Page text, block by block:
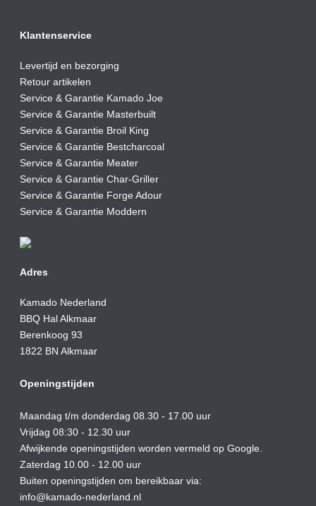
Klantenservice
Levertijd en bezorging
Retour artikelen
Service & Garantie Kamado Joe
Service & Garantie Masterbuilt
Service & Garantie Broil King
Service & Garantie Bestcharcoal
Service & Garantie Meater
Service & Garantie Char-Griller
Service & Garantie Forge Adour
Service & Garantie Moddern
Adres
Kamado Nederland
BBQ Hal Alkmaar
Berenkoog 93
1822 BN Alkmaar
Openingstijden
Maandag t/m donderdag 08.30 - 17.00 uur
Vrijdag 08:30 - 12.30 uur
Afwijkende openingstijden worden vermeld op Google.
Zaterdag 10.00 - 12.00 uur
Buiten openingstijden om bereikbaar via:
info@kamado-nederland.nl